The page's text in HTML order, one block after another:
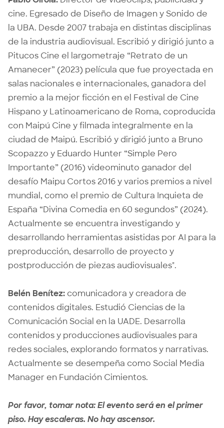
cine. Egresado de Diseño de Imagen y Sonido de
la UBA. Desde 2007 trabaja en distintas disciplinas
de la industria audiovisual. Escribió y dirigió junto a
Pitucos Cine el largometraje “Retrato de un
Amanecer” (2023) película que fue proyectada en
salas nacionales e internacionales, ganadora del
premio a la mejor ficción en el Festival de Cine
Hispano y Latinoamericano de Roma, coproducida
con Maipú Cine y filmada integralmente en la
ciudad de Maipú. Escribió y dirigió junto a Bruno
Scopazzo y Eduardo Hunter “Simple Pero
Importante” (2016) videominuto ganador del
desafío Maipu Cortos 2016 y varios premios a nivel
mundial, como el premio de Cultura Inquieta de
España “Divina Comedia en 60 segundos” (2024).
Actualmente se encuentra investigando y
desarrollando herramientas asistidas por AI para la
preproducción, desarrollo de proyecto y
postproducción de piezas audiovisuales".
Belén Benítez:comunicadora y creadora de
contenidos digitales. Estudió Ciencias de la
Comunicación Social en la UADE. Desarrolla
contenidos y producciones audiovisuales para
redes sociales, explorando formatos y narrativas.
Actualmente se desempeña como Social Media
Manager en Fundación Cimientos.
Por favor, tomar nota: El evento será en el primer
piso. Hay escaleras. No hay ascensor.